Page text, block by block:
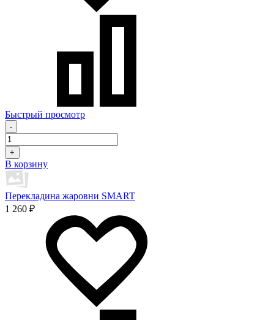
Быстрый просмотр
-
+
В корзину
Перекладина жаровни SMART
1 260 ₽